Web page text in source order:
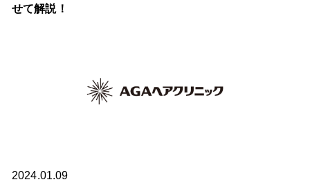
せて解説！
2024.01.09